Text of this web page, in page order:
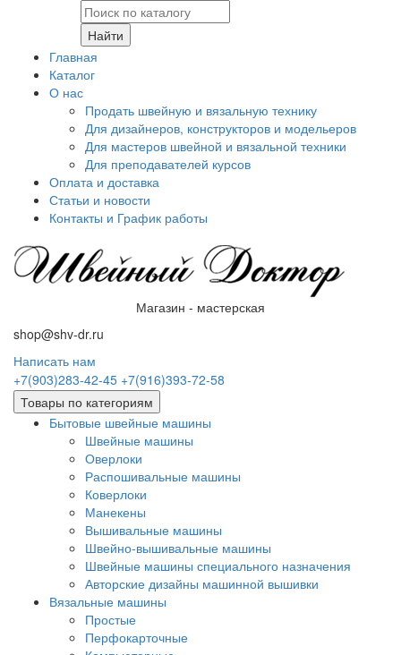
Найти
Главная
Каталог
О нас
Продать швейную и вязальную технику
Для дизайнеров, конструкторов и модельеров
Для мастеров швейной и вязальной техники
Для преподавателей курсов
Оплата и доставка
Статьи и новости
Контакты и График работы
Магазин - мастерская
shop@shv-dr.ru
Написать нам
+7(903)283-42-45 +7(916)393-72-58
Товары по категориям
Бытовые швейные машины
Швейные машины
Оверлоки
Распошивальные машины
Коверлоки
Манекены
Вышивальные машины
Швейно-вышивальные машины
Швейные машины специального назначения
Авторские дизайны машинной вышивки
Вязальные машины
Простые
Перфокарточные